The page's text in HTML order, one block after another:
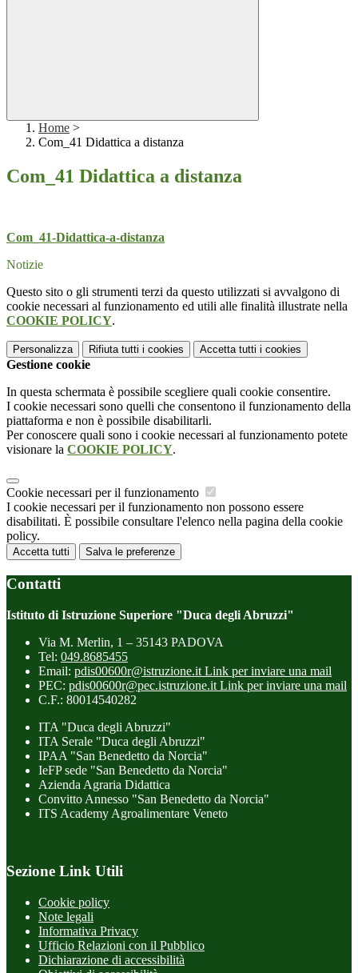
Home >
Com_41 Didattica a distanza
Com_41 Didattica a distanza
Com_41-Didattica-a-distanza
Notizie
Questo sito o gli strumenti terzi da questo utilizzati si avvalgono di
cookie necessari al funzionamento ed utili alle finalità illustrate nella
COOKIE POLICY.
Personalizza Rifiuta tutti i cookies Accetta tutti i cookies
Gestione cookie
In questa schermata è possibile scegliere quali cookie consentire.
I cookie necessari sono quelli che consentono il funzionamento della
piattaforma e non è possibile disabilitarli.
Per conoscere quali sono i cookie necessari al funzionamento potete
visionare la COOKIE POLICY.
Cookie necessari per il funzionamento
I cookie necessari per il funzionamento non possono essere
disabilitati. È possibile consultare l'elenco nella pagina della cookie
policy.
Accetta tutti Salva le preferenze
Contatti
Istituto di Istruzione Superiore "Duca degli Abruzzi"
Via M. Merlin, 1 – 35143 PADOVA
Tel: 049.8685455
Email: pdis00600r@istruzione.it Link per inviare una mail
PEC: pdis00600r@pec.istruzione.it Link per inviare una mail
C.F.: 80014540282
ITA "Duca degli Abruzzi"
ITA Serale "Duca degli Abruzzi"
IPAA "San Benedetto da Norcia"
IeFP sede "San Benedetto da Norcia"
Azienda Agraria Didattica
Convitto Annesso "San Benedetto da Norcia"
ITS Academy Agroalimentare Veneto
Sezione Link Utili
Cookie policy
Note legali
Informativa Privacy
Ufficio Relazioni con il Pubblico
Dichiarazione di accessibilità